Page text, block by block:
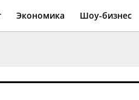
Экономика Шоу-бизнес